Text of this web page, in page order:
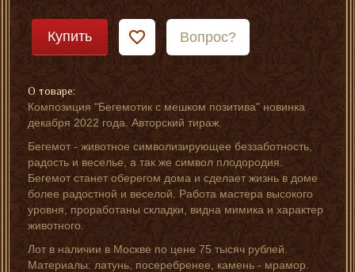
Купить Вопрос?
О товаре:
Композиция "Бегемотик с мешком позитива" новинка
декабря 2022 года. Авторский тираж.
Бегемот - животное символизирующее беззаботность,
радость и веселье, а так же символ плодородия.
Бегемот станет оберегом дома и сделает жизнь в доме
более радостной и веселой. Работа мастера высокого
уровня, проработаны складки, видна мимика и характер
животного.
Лот в наличии в Москве по цене 75 тысяч рублей.
Материалы: латунь, посеребренее, камень - мрамор.